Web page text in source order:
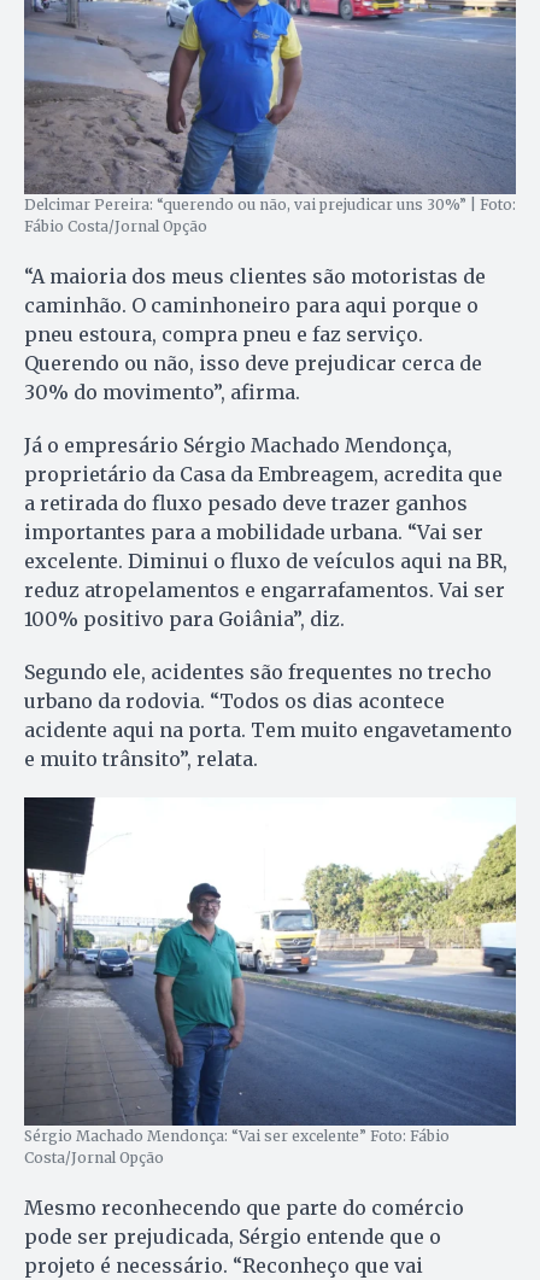
Delcimar Pereira: “querendo ou não, vai prejudicar uns 30%” | Foto:
Fábio Costa/Jornal Opção
“A maioria dos meus clientes são motoristas de
caminhão. O caminhoneiro para aqui porque o
pneu estoura, compra pneu e faz serviço.
Querendo ou não, isso deve prejudicar cerca de
30% do movimento”, afirma.
Já o empresário Sérgio Machado Mendonça,
proprietário da Casa da Embreagem, acredita que
a retirada do fluxo pesado deve trazer ganhos
importantes para a mobilidade urbana. “Vai ser
excelente. Diminui o fluxo de veículos aqui na BR,
reduz atropelamentos e engarrafamentos. Vai ser
100% positivo para Goiânia”, diz.
Segundo ele, acidentes são frequentes no trecho
urbano da rodovia. “Todos os dias acontece
acidente aqui na porta. Tem muito engavetamento
e muito trânsito”, relata.
Sérgio Machado Mendonça: “Vai ser excelente” Foto: Fábio
Costa/Jornal Opção
Mesmo reconhecendo que parte do comércio
pode ser prejudicada, Sérgio entende que o
projeto é necessário. “Reconheço que vai